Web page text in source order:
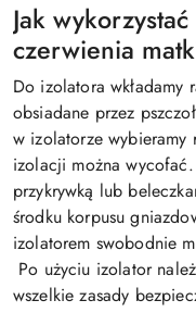
Jak
czerwienia
Do izolatora wkładamy
obsiadane przez
w izolatorze wybieramy
izolacji można
przykrywką lub
środku korpusu
izolatorem swobodnie
Po użyciu izolator
wszelkie zasady